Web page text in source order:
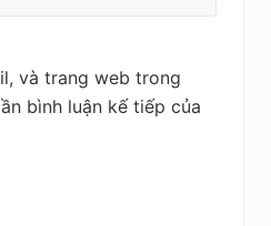
và trang web trong
bình luận kế tiếp của